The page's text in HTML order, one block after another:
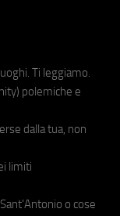
Ti leggiamo.
polemiche e
dalla tua, non
limiti
o cose